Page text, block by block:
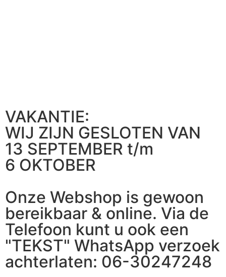
VAKANTIE:
WIJ ZIJN GESLOTEN VAN
13 SEPTEMBER t/m
6 OKTOBER
Onze Webshop is gewoon
bereikbaar & online. Via de
Telefoon kunt u ook een
"TEKST" WhatsApp verzoek
achterlaten: 06-30247248